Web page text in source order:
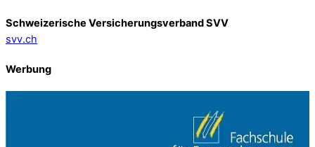
Schweizerische Versicherungsverband SVV
svv.ch
Werbung